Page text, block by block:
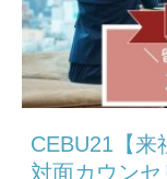
CEBU21【来
対面カウンセ